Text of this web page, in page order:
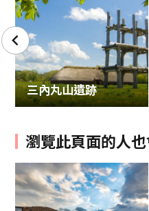
三內丸山遺跡
瀏覽此頁面的人